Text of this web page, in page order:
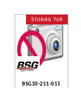
Stokda Yok
BSG30-251-015